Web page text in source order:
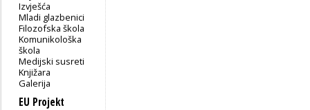
Izvješća
Mladi glazbenici
Filozofska škola
Komunikološka
škola
Medijski susreti
Knjižara
Galerija
EU Projekt